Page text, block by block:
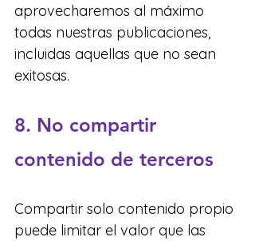
aprovecharemos al máximo
todas nuestras publicaciones,
incluidas aquellas que no sean
exitosas.
8. No compartir
contenido de terceros
Compartir solo contenido propio
puede limitar el valor que las